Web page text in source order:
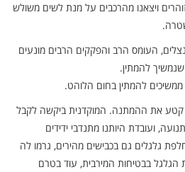
ויצאנו מהרכבים על מנת לשים משולש
העומס הרב והפקקים הרבים מונעים
להמתין.
ממשיכים להמתין בחום הלוהט.
קטע את ההמתנה. המוקדנית ביקשה לקבל
ועובדת היותנו מתנדבי ידידים
גלגלים גם בכבישים מהירים, גרמו לה
הגלגל בבטיחות המירבית, עוד בטרם